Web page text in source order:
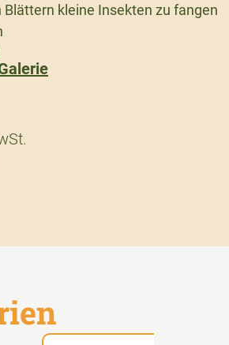
Blättern kleine Insekten zu fangen